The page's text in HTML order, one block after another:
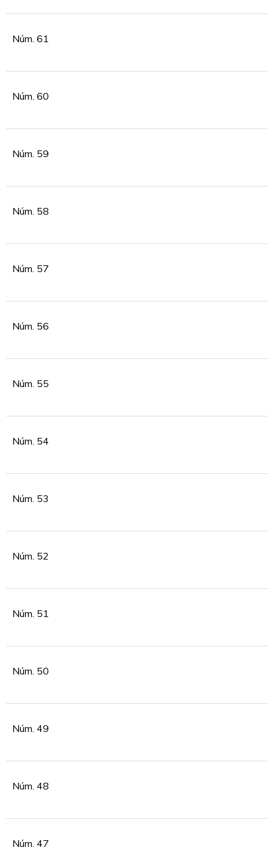
Núm. 61
Núm. 60
Núm. 59
Núm. 58
Núm. 57
Núm. 56
Núm. 55
Núm. 54
Núm. 53
Núm. 52
Núm. 51
Núm. 50
Núm. 49
Núm. 48
Núm. 47